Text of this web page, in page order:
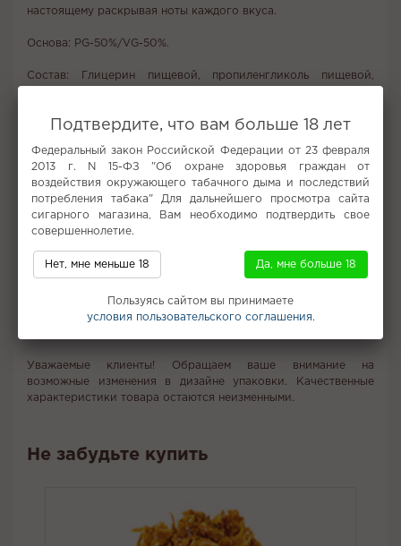
настоящему раскрывая ноты каждого вкуса.
Основа: PG-50%/VG-50%.
Состав: Глицерин пищевой, пропиленгликоль пищевой,
Рекомендуется использовать на клиромайзерах и
и любых POD-системах. Рекомендуемая мощность устройства
- до 25 Вт.
Примеры рекомендуемых устройств: DABBLER NICE, BRUSKO
MINICAN, BRUSKO FAVOSTIX, BRUSKO FEELIN MINI, SMOK
Novo 2, Smoant Charon Baby, Vaporesso Xros.
Условия хранения: Хранить при комнатной температуре, в
длительного воздействия солнечных лучей.
Уважаемые клиенты! Обращаем ваше внимание на
возможные изменения в дизайне упаковки. Качественные
характеристики товара остаются неизменными.
Не забудьте купить
Подтвердите, что вам больше 18 лет
Федеральный закон Российской Федерации от 23 февраля
2013 г. N 15-ФЗ "Об охране здоровья граждан от
воздействия окружающего табачного дыма и последствий
потребления табака" Для дальнейшего просмотра сайта
сигарного магазина, Вам необходимо подтвердить свое
совершеннолетие.
Нет, мне меньше 18 Да, мне больше 18
Пользуясь сайтом вы принимаете
условия пользовательского соглашения.